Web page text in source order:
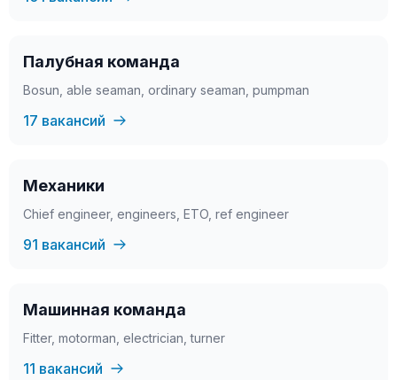
Палубная команда
Bosun, able seaman, ordinary seaman, pumpman
17 вакансий
Механики
Chief engineer, engineers, ETO, ref engineer
91 вакансий
Машинная команда
Fitter, motorman, electrician, turner
11 вакансий